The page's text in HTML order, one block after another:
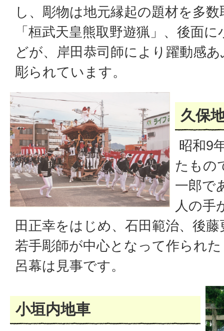
し、彫物は地元縁起の題材を多
「桓武天皇熊取野遊猟」、後面
どが、岸田恭司師により躍動感
彫られています。
久保
昭和9
たもの
一郎で
人の手
田正幸をはじめ、石田範治、後
若手彫師が中心となって作られ
呂幕は見事です。
小垣内地車